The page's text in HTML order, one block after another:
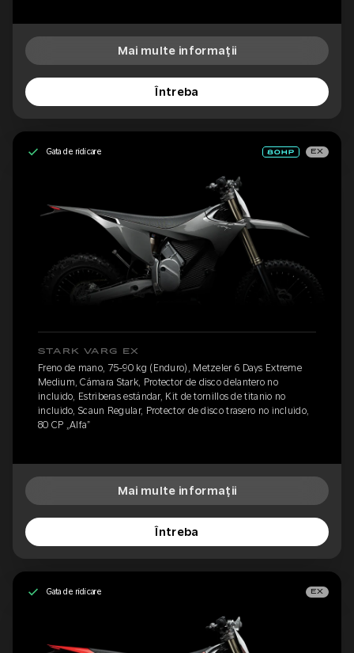
Mai multe informații
Întreba
Gata de ridicare EX
STARK VARG EX
Freno de mano, 75-90 kg (Enduro), Metzeler 6 Days Extreme
Medium, Cámara Stark, Protector de disco delantero no
incluido, Estriberas estándar, Kit de tornillos de titanio no
incluido, Scaun Regular, Protector de disco trasero no incluido,
80 CP „Alfa”
Mai multe informații
Întreba
Gata de ridicare EX